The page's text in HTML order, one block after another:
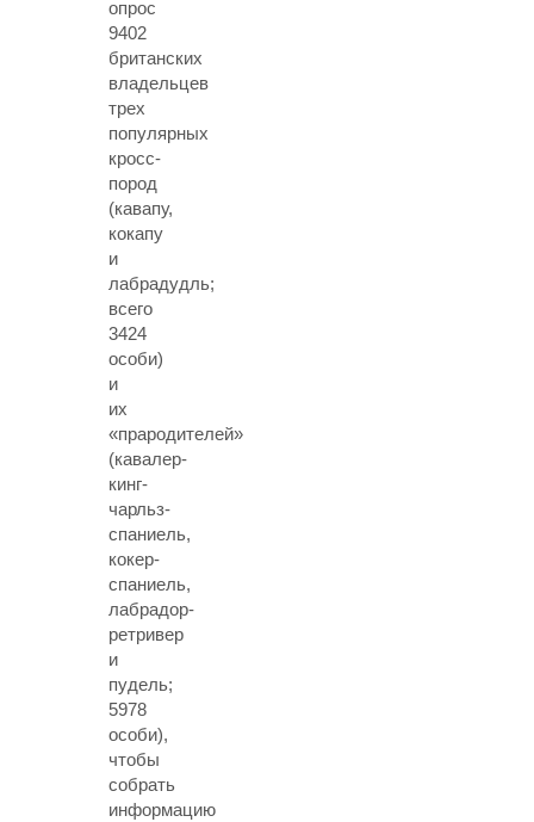
опрос
9402
британских
владельцев
трех
популярных
кросс-
пород
(кавапу,
кокапу
и
лабрадудль;
всего
3424
особи)
и
их
«прародителей»
(кавалер-
кинг-
чарльз-
спаниель,
кокер-
спаниель,
лабрадор-
ретривер
и
пудель;
5978
особи),
чтобы
собрать
информацию